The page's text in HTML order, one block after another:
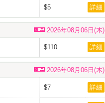
$5 詳細
2026年08月06日(木)
$110 詳細
2026年08月06日(木)
$7 詳細